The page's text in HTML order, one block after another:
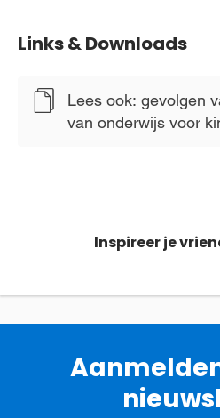
Links & Downloads
Lees ook: gevolgen
van onderwijs voor
Inspireer je